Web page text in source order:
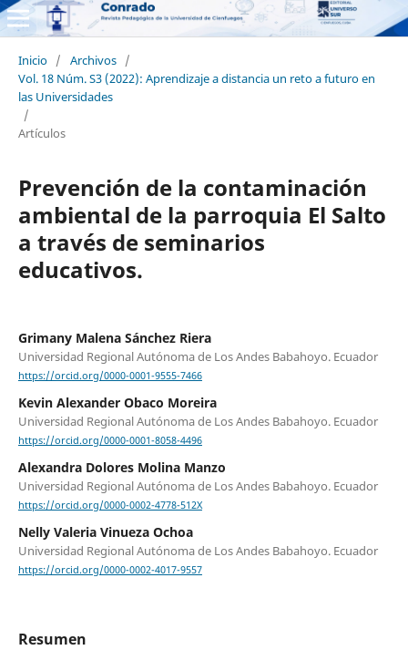
Inicio / Archivos /
Vol. 18 Núm. S3 (2022): Aprendizaje a distancia un reto a futuro en
las Universidades
/
Artículos
Prevención de la contaminación
ambiental de la parroquia El Salto
a través de seminarios
educativos.
Grimany Malena Sánchez Riera
Universidad Regional Autónoma de Los Andes Babahoyo. Ecuador
https://orcid.org/0000-0001-9555-7466
Kevin Alexander Obaco Moreira
Universidad Regional Autónoma de Los Andes Babahoyo. Ecuador
https://orcid.org/0000-0001-8058-4496
Alexandra Dolores Molina Manzo
Universidad Regional Autónoma de Los Andes Babahoyo. Ecuador
https://orcid.org/0000-0002-4778-512X
Nelly Valeria Vinueza Ochoa
Universidad Regional Autónoma de Los Andes Babahoyo. Ecuador
https://orcid.org/0000-0002-4017-9557
Resumen